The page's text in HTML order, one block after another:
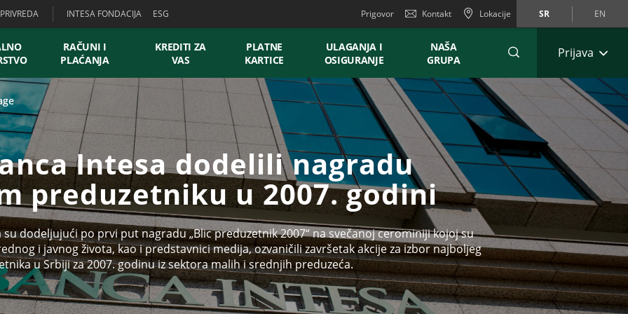
PRIVREDA INTESA FONDACIJA ESG Prigovor Kontakt Lokacije SR EN
RAČUNI I
PLAĆANJA
KREDITI ZA
VAS
PLATNE
KARTICE
ULAGANJA I
OSIGURANJE
NAŠA
GRUPA
Prijava
Intesa dodelili nagradu
preduzetniku u 2007. godini
su dodeljujući po prvi put nagradu „Blic preduzetnik 2007“ na svečanoj cerominiji kojoj su
i javnog života, kao i predstavnici medija, ozvaničili završetak akcije za izbor najboljeg
u Srbiji za 2007. godinu iz sektora malih i srednjih preduzeća.